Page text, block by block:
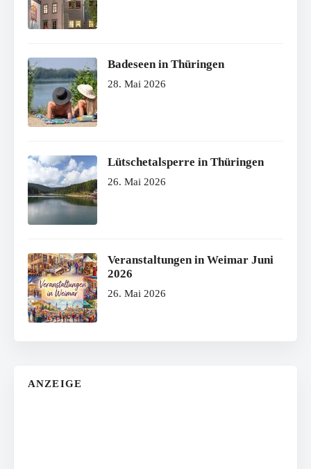
Badeseen in Thüringen
28. Mai 2026
Lütschetalsperre in Thüringen
26. Mai 2026
Veranstaltungen in Weimar Juni
2026
26. Mai 2026
ANZEIGE